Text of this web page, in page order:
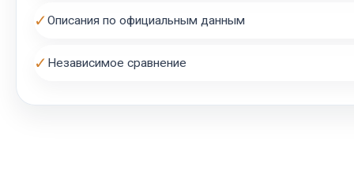
✓Описания по официальным данным
✓ Независимое сравнение